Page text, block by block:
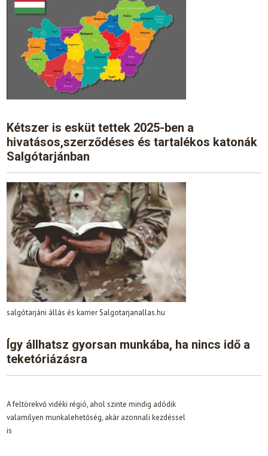
Kétszer is esküt tettek 2025-ben a
hivatásos,szerződéses és tartalékos katonák
Salgótarjánban
salgótarjáni állás és karrier Salgotarjanallas.hu
Így állhatsz gyorsan munkába, ha nincs idő a
teketóriázásra
A feltörekvő vidéki régió, ahol szinte mindig adódik
valamilyen munkalehetőség, akár azonnali kezdéssel
is